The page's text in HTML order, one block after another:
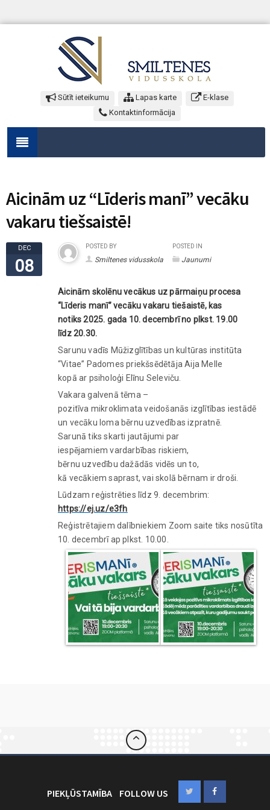
Sūtīt ieteikumu Lapas karte
E-klase
Kontaktinformācija
Aicinām uz “Līderis manī” vecāku
vakaru tiešsaistē!
DEC
08
POSTED BY
Smiltenes vidusskola
POSTED IN
Jaunumi
Aicinām skolēnu vecākus uz pārmaiņu procesa
“Līderis manī”vecāku vakaru tiešaistē, kas
notiks 2025. gada 10.decembrī no plkst. 19.00
līdz 20.30.
Sarunu vadīs Mūžizglītības un kultūras institūta
“Vitae” Padomes priekšsēdētāja Aija Melle
kopā ar psiholoģi Elīnu Seleviču.
Vakara galvenā tēma –
pozitīva mikroklimata veidošanās izglītības iestādē
un vecāku loma bērnu uzvedības izpratnē.
Sarunā tiks skarti jautājumi par
iespējamiem vardarbības riskiem,
bērnu uzvedību dažādās vidēs un to,
kā vecākiem saprast, vai skolā bērnam ir droši.
Lūdzam reģistrēties līdz 9. decembrim:
https://ej.uz/e3fh
Reģistrētajiem dalībniekiem Zoom saite tiks nosūtīta
10. decembrī ap plkst. 10.00.
PIEKĻŪSTAMĪBA FOLLOW US